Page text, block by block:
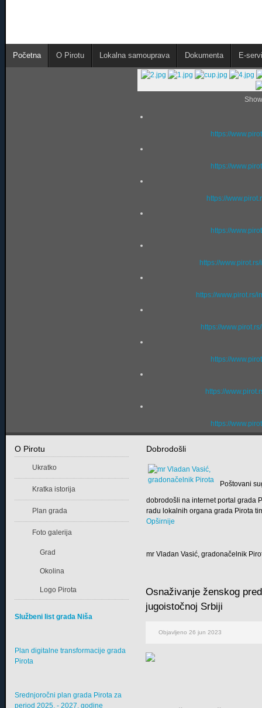
Početna O Pirotu Lokalna samouprava Dokumenta E-
https://
https://
https://
https://
https://
https://www.pirot.rs/
https://
https://
https://
https://
Dobrodošli
Poštovani
dobrodošli na internet portal grada
radu lokalnih organa grada Pirota
Opširnije
mr Vladan Vasić, gradonačelnik
Osnaživanje ženskog
jugoistočnoj Srbiji
Objavljeno 26 jun 2023
O Pirotu
Ukratko
Kratka istorija
Plan grada
Foto galerija
Grad
Okolina
Logo Pirota
Službeni list grada Niša
Plan digitalne transformacije grada
Pirota
Srednjoročni plan grada Pirota za
period 2025. - 2027. godine